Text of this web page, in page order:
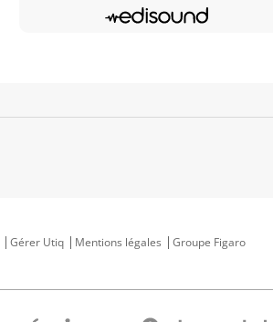
Gérer Utiq Mentions légales
Groupe Figaro